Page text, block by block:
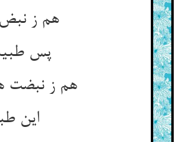
هم ز نبض
پس
هم ز نبضت
این